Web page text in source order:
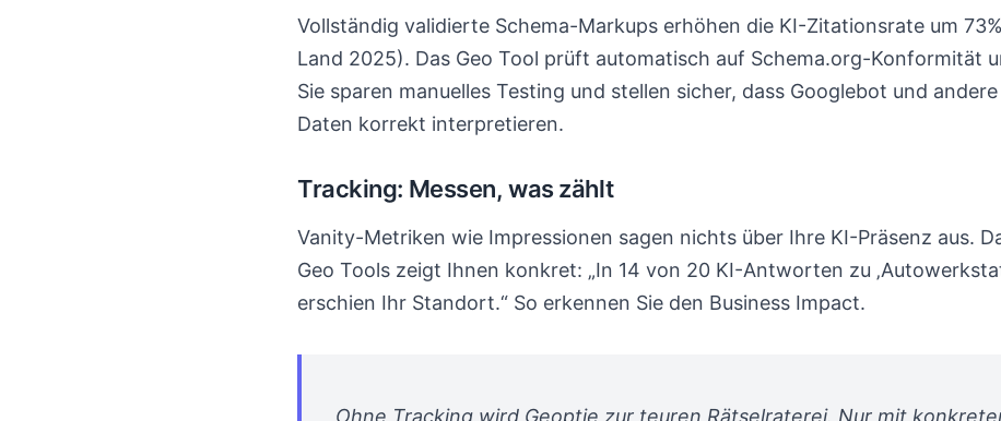
Vollständig validierte Schema-Markups erhöhen die KI-Zitationsrate um
Land 2025). Das Geo Tool prüft automatisch auf Schema.org-Konformität
Sie sparen manuelles Testing und stellen sicher, dass Googlebot und
Daten korrekt interpretieren.
Tracking: Messen, was zählt
Vanity-Metriken wie Impressionen sagen nichts über Ihre KI-Präsenz aus.
Geo Tools zeigt Ihnen konkret: „In 14 von 20 KI-Antworten zu
erschien Ihr Standort.“ So erkennen Sie den Business Impact.
„Ohne Tracking wird Geoptie zur teuren Rätselraterei. Nur mit